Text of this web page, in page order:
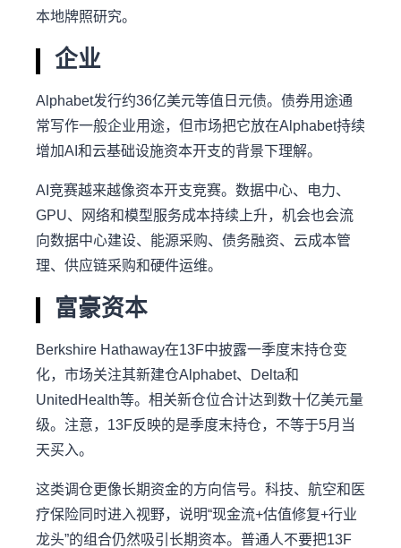
本地牌照研究。
企业
Alphabet发行约36亿美元等值日元债。债券用途通
常写作一般企业用途，但市场把它放在Alphabet持续
增加AI和云基础设施资本开支的背景下理解。
AI竞赛越来越像资本开支竞赛。数据中心、电力、
GPU、网络和模型服务成本持续上升，机会也会流
向数据中心建设、能源采购、债务融资、云成本管
理、供应链采购和硬件运维。
富豪资本
Berkshire Hathaway在13F中披露一季度末持仓变
化，市场关注其新建仓Alphabet、Delta和
UnitedHealth等。相关新仓位合计达到数十亿美元量
级。注意，13F反映的是季度末持仓，不等于5月当
天买入。
这类调仓更像长期资金的方向信号。科技、航空和医
疗保险同时进入视野，说明“现金流+估值修复+行业
龙头”的组合仍然吸引长期资本。普通人不要把13F